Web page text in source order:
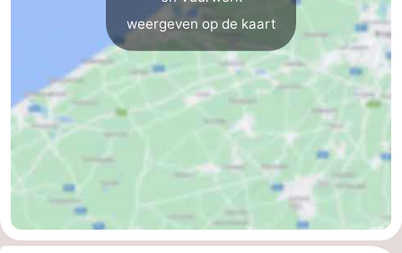
Gent
-
Ieper
De
Kust
-
Natuur
-
weergeven op de kaart